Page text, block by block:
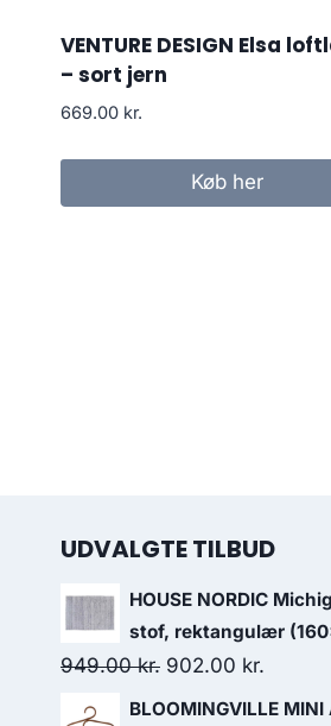
VENTURE DESIGN Elsa
– sort jern
669.00 kr.
Køb her
UDVALGTE TILBUD
HOUSE NORDIC
stof, rektangulær
949.00kr. 902.00 kr.
BLOOMINGVILLE